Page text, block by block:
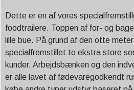
Dette er en af vores
foodtrailere. Toppen af for- og
lille bue. På grund af den otte
specialfremstillet to ekstra store
kunder. Arbejdsbænken og den
er alle lavet af fødevaregodkendt